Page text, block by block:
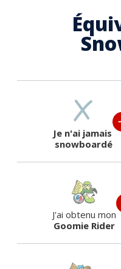
Je n'ai jamais
snowboardé
J'ai obtenu mon
Goomie Rider